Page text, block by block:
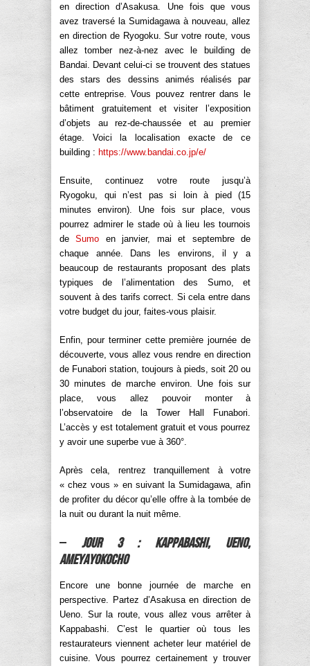
en direction d’Asakusa. Une fois que vous
avez traversé la Sumidagawa à nouveau, allez
en direction de Ryogoku. Sur votre route, vous
allez tomber nez-à-nez avec le building de
Bandai. Devant celui-ci se trouvent des statues
des stars des dessins animés réalisés par
cette entreprise. Vous pouvez rentrer dans le
bâtiment gratuitement et visiter l’exposition
d’objets au rez-de-chaussée et au premier
étage. Voici la localisation exacte de ce
building : https://www.bandai.co.jp/e/
Ensuite, continuez votre route jusqu’à
Ryogoku, qui n’est pas si loin à pied (15
minutes environ). Une fois sur place, vous
pourrez admirer le stade où à lieu les tournois
deSumo en janvier, mai et septembre de
chaque année. Dans les environs, il y a
beaucoup de restaurants proposant des plats
typiques de l’alimentation des Sumo, et
souvent à des tarifs correct. Si cela entre dans
votre budget du jour, faites-vous plaisir.
Enfin, pour terminer cette première journée de
découverte, vous allez vous rendre en direction
de Funabori station, toujours à pieds, soit 20 ou
30 minutes de marche environ. Une fois sur
place, vous allez pouvoir monter à
l’observatoire de la Tower Hall Funabori.
L’accès y est totalement gratuit et vous pourrez
y avoir une superbe vue à 360°.
Après cela, rentrez tranquillement à votre
« chez vous » en suivant la Sumidagawa, afin
de profiter du décor qu’elle offre à la tombée de
la nuit ou durant la nuit même.
– Jour 3 : Kappabashi, Ueno,
Ameyayokocho
Encore une bonne journée de marche en
perspective. Partez d’Asakusa en direction de
Ueno. Sur la route, vous allez vous arrêter à
Kappabashi. C’est le quartier où tous les
restaurateurs viennent acheter leur matériel de
cuisine. Vous pourrez certainement y trouver